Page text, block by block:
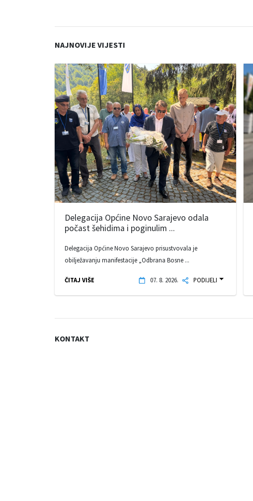
NAJNOVIJE VIJESTI
Delegacija Općine Novo Sarajevo odala
počast šehidima i poginulim ...
Delegacija Općine Novo Sarajevo prisustvovala je
obilježavanju manifestacije „Odbrana Bosne ...
ČITAJ VIŠE 07. 8. 2026. PODIJELI
KONTAKT